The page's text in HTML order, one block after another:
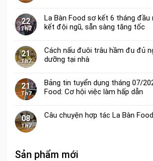
22
Th7
La Bàn Food sơ kết 6 tháng đầu
kết đội ngũ, sẵn sàng tăng tốc
21
Th7
Cách nấu đuôi trâu hầm đu đủ
dưỡng tại nhà
21
Th7
Bảng tin tuyển dụng tháng 07/
Food: Cơ hội việc làm hấp dẫn
08
Th7
Câu chuyện hợp tác La Bàn
Sản phẩm mới